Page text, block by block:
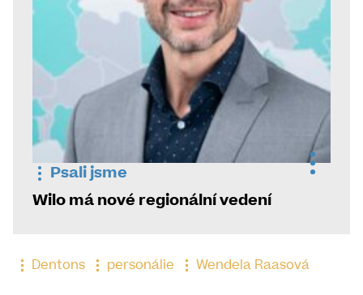
Psali jsme
Wilo má nové regionální vedení
Dentons personálie Wendela Raasová